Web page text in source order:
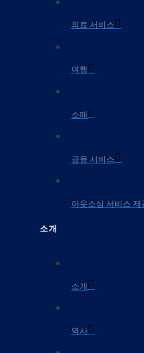
의료 서비스
여행
소매
금융 서비스
아웃소싱 서비스 제
소개
소개
역사